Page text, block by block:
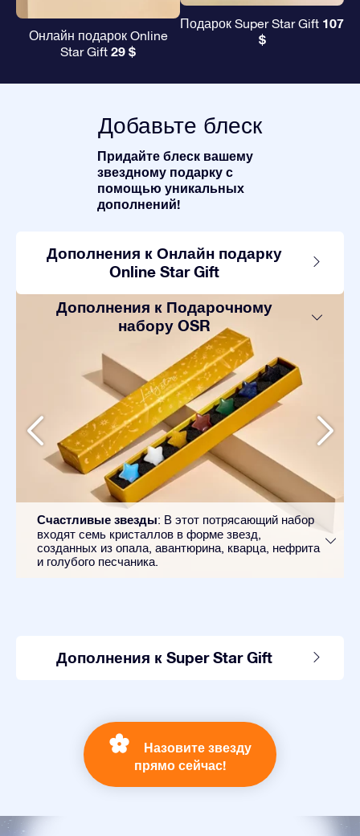
Онлайн подарок Online
Star Gift 29 $
Подарок Super Star Gift 107
$
Добавьте блеск
Придайте блеск вашему
звездному подарку с
помощью уникальных
дополнений!
Дополнения к Онлайн подарку
Online Star Gift
Дополнения к Подарочному
набору OSR
Счастливые звезды: В этот потрясающий набор
входят семь кристаллов в форме звезд,
созданных из опала, авантюрина, кварца, нефрита
и голубого песчаника.
Дополнения к Super Star Gift
Назовите звезду
прямо сейчас!